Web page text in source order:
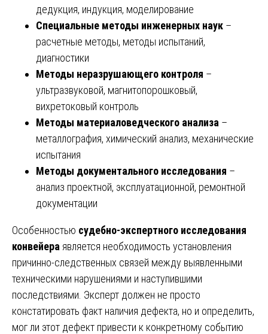
дедукция, индукция, моделирование
Специальные методы инженерных наук –
расчетные методы, методы испытаний,
диагностики
Методы неразрушающего контроля –
ультразвуковой, магнитопорошковый,
вихретоковый контроль
Методы материаловедческого анализа –
металлография, химический анализ, механические
испытания
Методы документального исследования –
анализ проектной, эксплуатационной, ремонтной
документации
Особенностью судебно-экспертного исследования
конвейера является необходимость установления
причинно-следственных связей между выявленными
техническими нарушениями и наступившими
последствиями. Эксперт должен не просто
констатировать факт наличия дефекта, но и определить,
мог ли этот дефект привести к конкретному событию